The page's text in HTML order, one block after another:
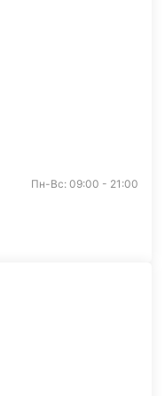
Пн-Вс: 09:00 - 21:00